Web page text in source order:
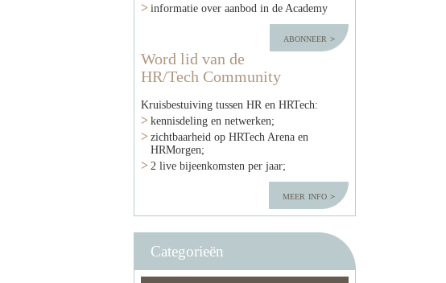
informatie over aanbod in de Academy
abonneer
Word lid van de
HR/Tech Community
Kruisbestuiving tussen HR en HRTech:
kennisdeling en netwerken;
zichtbaarheid op HRTech Arena en
HRMorgen;
2 live bijeenkomsten per jaar;
meer info
Categorieën